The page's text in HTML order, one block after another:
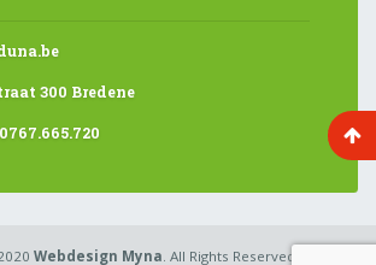
300 Bredene
Webdesign Myna. All Rights Reserved.